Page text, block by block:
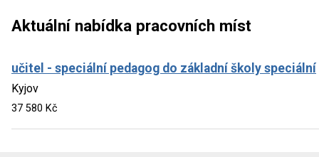
Aktuální nabídka pracovních míst
učitel - speciální pedagog do základní školy speciální
Kyjov
37 580 Kč